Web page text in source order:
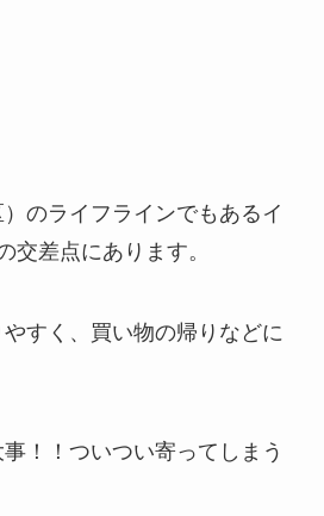
のライフラインでもあるイ
交差点にあります。
すく、買い物の帰りなどに
！！ついつい寄ってしまう